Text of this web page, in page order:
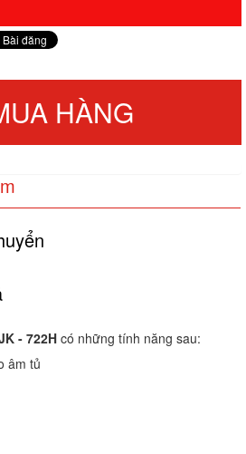
HÀNG
- 722H có những tính năng sau:
âm tủ